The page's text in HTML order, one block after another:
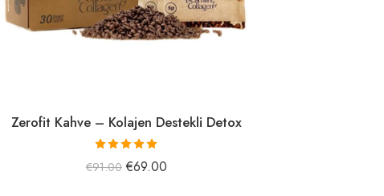
Zerofit Kahve – Kolajen Destekli Detox
5 üzerinden
€91.00 €69.00